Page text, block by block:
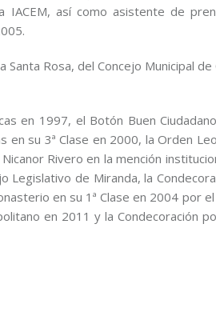
IACEM, así como asistente de
Rosa, del Concejo Municipal de
en 1997, el Botón Buen
en su 3ª Clase en 2000, la Orden
Rivero en la mención
Legislativo de Miranda, la
en su 1ª Clase en 2004 por
en 2011 y la Condecoración